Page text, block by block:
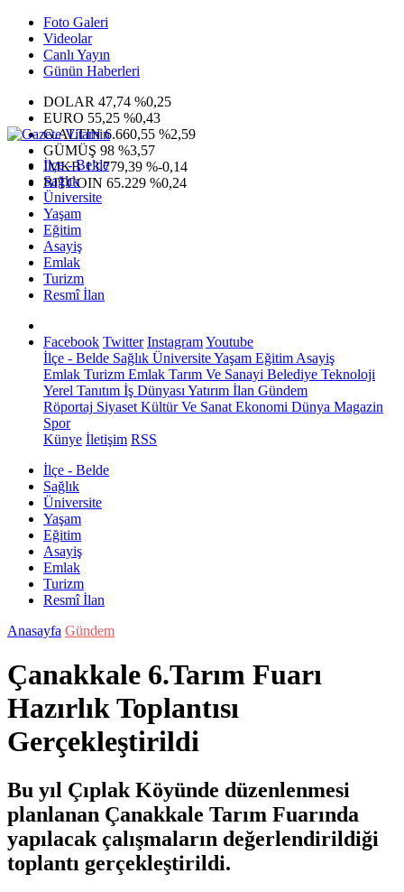
Foto Galeri
Videolar
Canlı Yayın
Günün Haberleri
DOLAR 47,74 %0,25
EURO 55,25 %0,43
G.ALTIN6.660,55 %2,59
GÜMÜŞ 98 %3,57
IMKB13.779,39 %-0,14
BITCOIN 65.229 %0,24
İlçe - Belde
Sağlık
Üniversite
Yaşam
Eğitim
Asayiş
Emlak
Turizm
Resmî İlan
Facebook Twitter InstagramYoutube
İlçe - Belde Sağlık ÜniversiteYaşam Eğitim Asayiş
Emlak Turizm Emlak Tarım Ve Sanayi Belediye Teknoloji
Yerel Tanıtım İş Dünyası Yatırım İlan Gündem
Röportaj Siyaset Kültür Ve Sanat Ekonomi Dünya Magazin
Spor
Künye İletişim RSS
İlçe - Belde
Sağlık
Üniversite
Yaşam
Eğitim
Asayiş
Emlak
Turizm
Resmî İlan
Anasayfa Gündem
Çanakkale 6.Tarım Fuarı
Hazırlık Toplantısı
Gerçekleştirildi
Bu yıl Çıplak Köyünde düzenlenmesi
planlanan Çanakkale Tarım Fuarında
yapılacak çalışmaların değerlendirildiği
toplantı gerçekleştirildi.